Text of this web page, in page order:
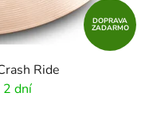
DOPRAVA
ZADARMO
Ride
2 dní